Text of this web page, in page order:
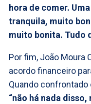
hora de comer.
tranquila, muito
muito bonita. Tudo
Por fim, João Moura
acordo financeiro
Quando
“não há nada